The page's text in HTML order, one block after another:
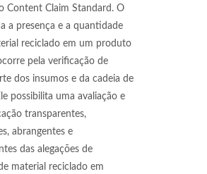
Content Claim Standard. O
a presença e a quantidade
reciclado em um produto
pela verificação de
dos insumos e da cadeia de
possibilita uma avaliação e
transparentes,
abrangentes e
das alegações de
material reciclado em